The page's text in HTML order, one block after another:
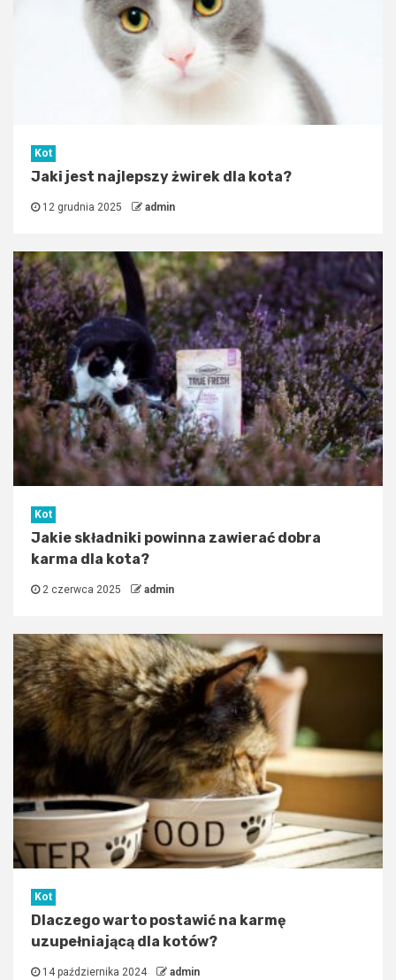
Kot
Jaki jest najlepszy żwirek dla kota?
12 grudnia 2025 admin
Kot
Jakie składniki powinna zawierać dobra
karma dla kota?
2 czerwca 2025 admin
Kot
Dlaczego warto postawić na karmę
uzupełniającą dla kotów?
14 października 2024 admin